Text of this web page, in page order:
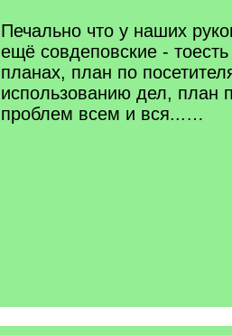
Печально что у наших
ещё совдеповские -
планах, план по
использованию дел, план
проблем всем и вся...…